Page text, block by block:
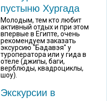
пустыню Хургада
Молодым, тем кто любит
активный отдых и при этом
впервые в Египте, очень
рекомендуем заказать
эксурсию "Бадавэя" у
туроператора или у гида в
отеле (джипы, баги,
верблюды, квадроциклы,
шоу).
Экскурсии в